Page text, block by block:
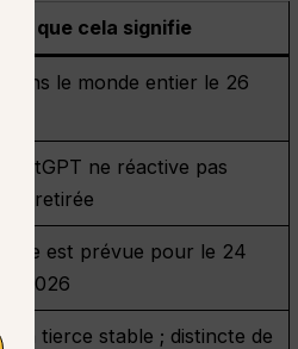
Ce que cela signifie
dans le monde entier le 26
ne réactive pas
retirée
est prévue pour le 24
2026
tierce stable ; distincte de